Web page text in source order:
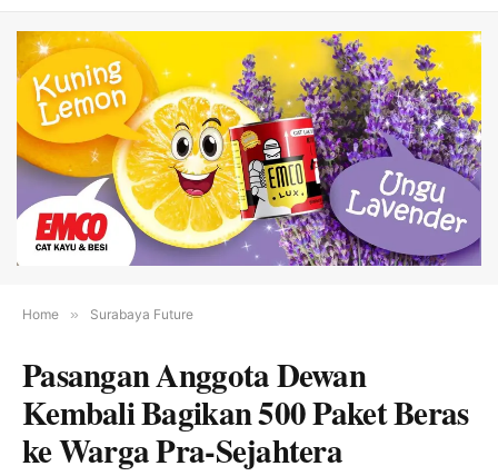
Home » Surabaya Future
Pasangan Anggota Dewan
Kembali Bagikan 500 Paket Beras
ke Warga Pra-Sejahtera